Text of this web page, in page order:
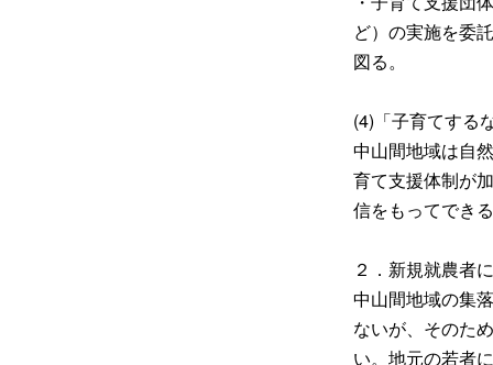
ど）の実施を委
図る。
(4)「子育てする
中山間地域は自
育て支援体制が
信をもってでき
２．新規就農者
中山間地域の集
ないが、そのた
い。地元の若者